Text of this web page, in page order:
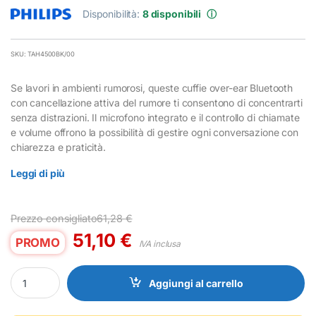
Disponibilità: 8 disponibili ⓘ
SKU: TAH4500BK/00
Se lavori in ambienti rumorosi, queste cuffie over-ear Bluetooth
con cancellazione attiva del rumore ti consentono di concentrarti
senza distrazioni. Il microfono integrato e il controllo di chiamate
e volume offrono la possibilità di gestire ogni conversazione con
chiarezza e praticità.
Leggi di più
Prezzo consigliato61,28€
PROMO 51,10 € IVA inclusa
Cuffie Wireless Philips con Cancellazione Rumore e Microfono
Aggiungi al carrello